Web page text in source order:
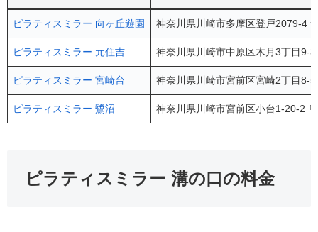
ピラティスミラー 向ヶ丘遊園 神奈川県川崎市多摩区登戸2079-4
ピラティスミラー 元住吉 神奈川県川崎市中原区木月3丁目9-
ピラティスミラー 宮崎台 神奈川県川崎市宮前区宮崎2丁目8-
ピラティスミラー 鷺沼 神奈川県川崎市宮前区小台1-20-2
ピラティスミラー 溝の口の料金